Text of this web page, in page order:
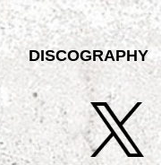
DISCOGRAPHY